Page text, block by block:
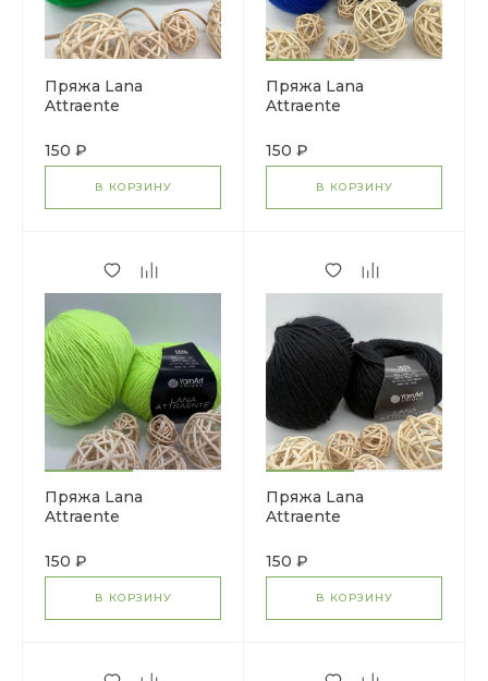
Пряжа Lana
Attraente
150 ₽
В КОРЗИНУ
Пряжа Lana
Attraente
150 ₽
В КОРЗИНУ
Пряжа Lana
Attraente
150 ₽
В КОРЗИНУ
Пряжа Lana
Attraente
150 ₽
В КОРЗИНУ